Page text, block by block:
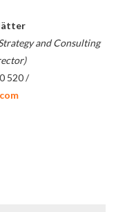
and Consulting
520 /